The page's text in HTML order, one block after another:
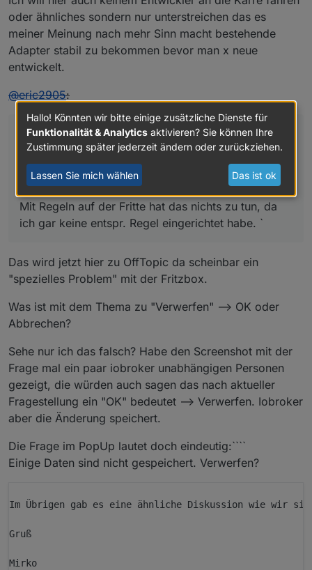
oder ähnliches sondern nur unterstreichen das es
meiner Meinung nach mehr Sinn macht bestehende
Adapter stabil zu bekommen bevor man x neue
entwickelt.
@eric2905:
Den Datenpunkt aus Deinem Screenshot meine ich.
Und er wird bei mir nur angezeigt, wenn ich im
Objekte-Reiter auf den Expertenmodus wechsele.
Mit Regeln auf der Fritte hat das nichts zu tun, da
ich gar keine entspr. Regel eingerichtet habe. `
Das wird jetzt hier zu OffTopic da scheinbar ein
"spezielles Problem" mit der Fritzbox.
Was ist mit dem Thema zu "Verwerfen" –> OK oder
Abbrechen?
Sehe nur ich das falsch? Habe den Screenshot mit der
Frage mal ein paar iobroker unabhängigen Personen
gezeigt, die würden auch sagen das nach aktueller
Fragestellung ein "OK" bedeutet --> Verwerfen. Iobroker
aber die Änderung speichert.
Die Frage im PopUp lautet doch eindeutig:````
Einige Daten sind nicht gespeichert. Verwerfen?
Im Übrigen gab es eine ähnliche Diskussion wie wir sie
Gruß
Mirko
Hallo! Könnten wir bitte einige zusätzliche Dienste für
Funktionalität & Analytics aktivieren? Sie können Ihre
Zustimmung später jederzeit ändern oder zurückziehen.
Lassen Sie mich wählen Das ist ok